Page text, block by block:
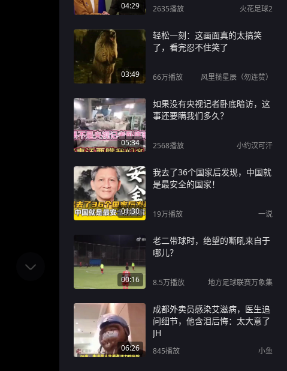
04:29 2635播放 火花足球2
03:49
轻松一刻：这画面真的太搞笑
了，看完忍不住笑了
66万播放 风里揽星辰（勿连赞）
05:34
如果没有央视记者卧底暗访，这
事还要瞒我们多久？
2568播放 小约汉可汗
01:30
我去了36个国家后发现，中国就
是最安全的国家！
19万播放 一说
00:16
老二带球时，绝望的嘶吼来自于
哪儿？
8.5万播放 地方足球联赛万象集
06:26
成都外卖员感染艾滋病，医生追
问细节，他含泪后悔：太大意了
JH
845播放 小鱼